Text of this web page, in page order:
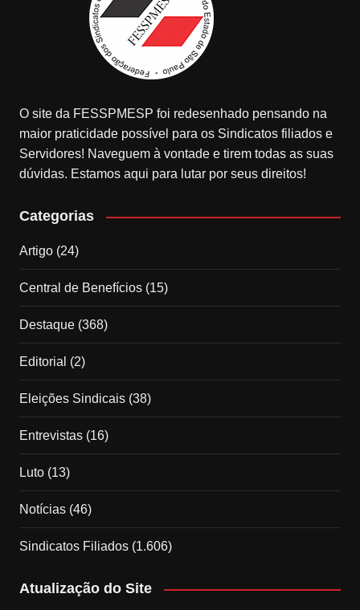
O site da FESSPMESP foi redesenhado pensando na
maior praticidade possível para os Sindicatos filiados e
Servidores! Naveguem à vontade e tirem todas as suas
dúvidas. Estamos aqui para lutar por seus direitos!
Categorias
Artigo(24)
Central de Benefícios(15)
Destaque(368)
Editorial (2)
Eleições Sindicais(38)
Entrevistas(16)
Luto(13)
Notícias(46)
Sindicatos Filiados(1.606)
Atualização do Site